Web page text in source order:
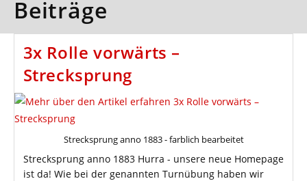
Beiträge
3x Rolle vorwärts –
Strecksprung
Strecksprung anno 1883 - farblich bearbeitet
Strecksprung anno 1883 Hurra - unsere neue Homepage
ist da! Wie bei der genannten Turnübung haben wir